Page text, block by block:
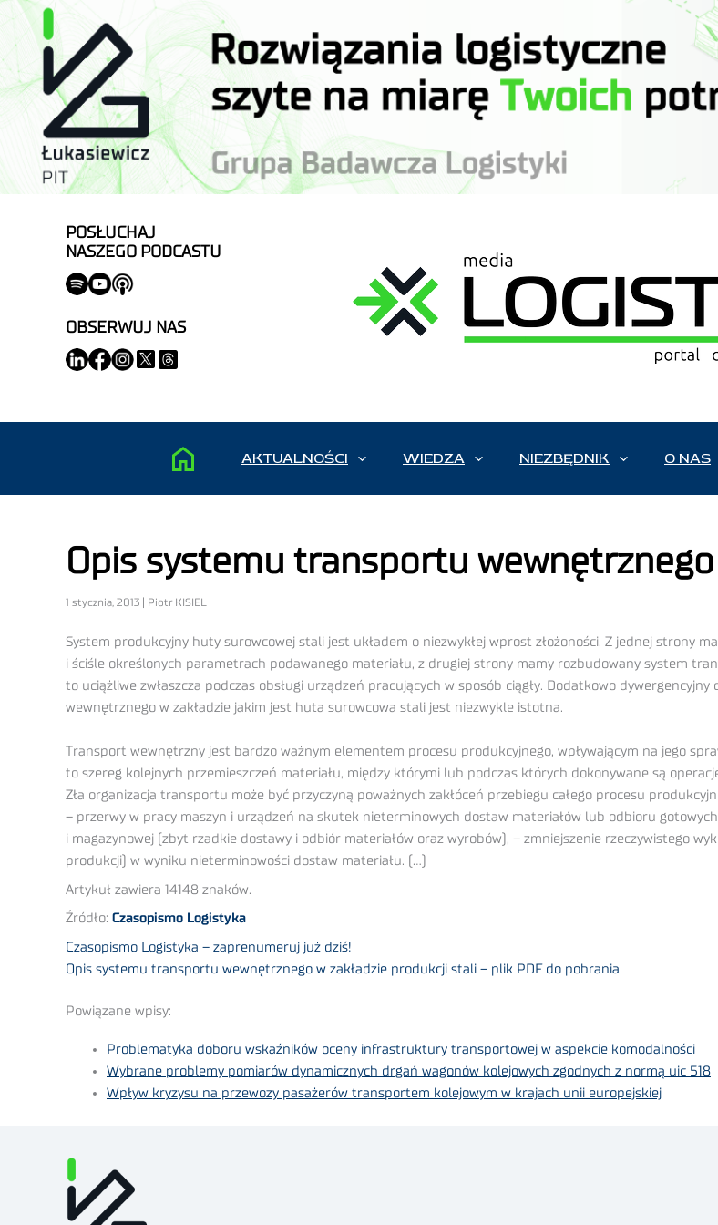
POSŁUCHAJ
NASZEGO PODCASTU
OBSERWUJ NAS
AKTUALNOŚCI WIEDZA NIEZBĘDNIK O NAS
Opis systemu transportu
1 stycznia, 2013 | Piotr KISIEL
System produkcyjny huty surowcowej stali jest układem o niezwykłej wprost złożoności. Z jednej strony
i ściśle określonych parametrach podawanego materiału, z drugiej strony mamy rozbudowany system
to uciążliwe zwłaszcza podczas obsługi urządzeń pracujących w sposób ciągły. Dodatkowo
wewnętrznego w zakładzie jakim jest huta surowcowa stali jest niezwykle istotna.
Transport wewnętrzny jest bardzo ważnym elementem procesu produkcyjnego, wpływającym na jego
to szereg kolejnych przemieszczeń materiału, między którymi lub podczas których dokonywane są
Zła organizacja transportu może być przyczyną poważnych zakłóceń przebiegu całego procesu
– przerwy w pracy maszyn i urządzeń na skutek nieterminowych dostaw materiałów lub odbioru
i magazynowej (zbyt rzadkie dostawy i odbiór materiałów oraz wyrobów), – zmniejszenie rzeczywistego
produkcji) w wyniku nieterminowości dostaw materiału. (…)
Artykuł zawiera 14148 znaków.
Źródło: Czasopismo Logistyka
Czasopismo Logistyka – zaprenumeruj już dziś!
Opis systemu transportu wewnętrznego w zakładzie produkcji stali – plik PDF do pobrania
Powiązane wpisy:
Problematyka doboru wskaźników oceny infrastruktury transportowej w aspekcie komodalności
Wybrane problemy pomiarów dynamicznych drgań wagonów kolejowych zgodnych z normą uic 518
Wpływ kryzysu na przewozy pasażerów transportem kolejowym w krajach unii europejskiej